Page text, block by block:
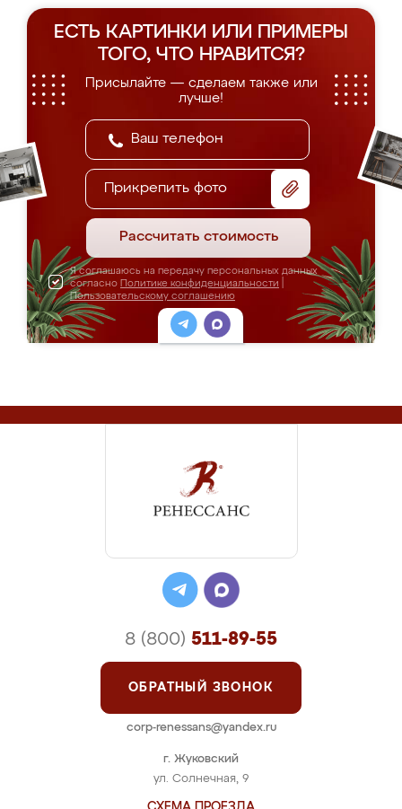
ЕСТЬ КАРТИНКИ ИЛИ ПРИМЕРЫ
ТОГО, ЧТО НРАВИТСЯ?
Присылайте — сделаем также или
лучше!
Прикрепить фото
Рассчитать стоимость
Я соглашаюсь на передачу персональных данных
согласно Политике конфиденциальности
Пользовательскому соглашению
г. Жуковский
ул. Солнечная, 9
8 (800) 511-89-55
ОБРАТНЫЙ ЗВОНОК
corp-renessans@yandex.ru